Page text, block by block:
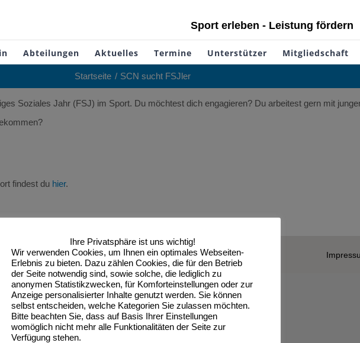
Sport erleben - Leistung fördern
Abteilungen Aktuelles Termine Unterstützer Mitgliedschaft
Startseite SCN sucht FSJler
Soziales Jahr (FSJ) im Sport. Du möchtest dich engagieren? Du arbeitest gern mit
findest du hier.
Ihre Privatsphäre ist uns wichtig!
Wir verwenden Cookies, um Ihnen ein optimales Webseiten-
Erlebnis zu bieten. Dazu zählen Cookies, die für den Betrieb
der Seite notwendig sind, sowie solche, die lediglich zu
anonymen Statistikzwecken, für Komforteinstellungen oder zur
Anzeige personalisierter Inhalte genutzt werden. Sie können
selbst entscheiden, welche Kategorien Sie zulassen möchten.
Bitte beachten Sie, dass auf Basis Ihrer Einstellungen
womöglich nicht mehr alle Funktionalitäten der Seite zur
Verfügung stehen.